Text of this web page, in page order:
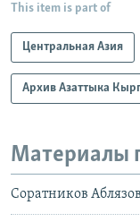
This item is part of
Центральная Азия
Архив Азаттыка
Материалы
Соратников